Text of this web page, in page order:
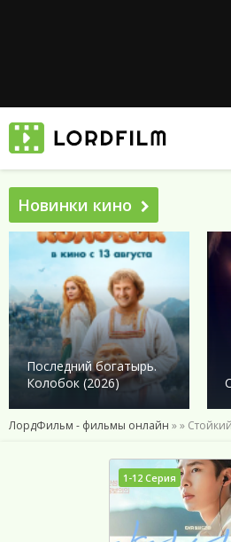
Новинки кино
Последний богатырь.
Колобок (2026)
ЛордФильм - фильмы онлайн »»
1-12 Серия